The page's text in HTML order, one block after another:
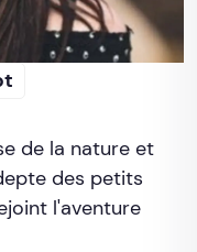
de la nature et
des petits
l'aventure